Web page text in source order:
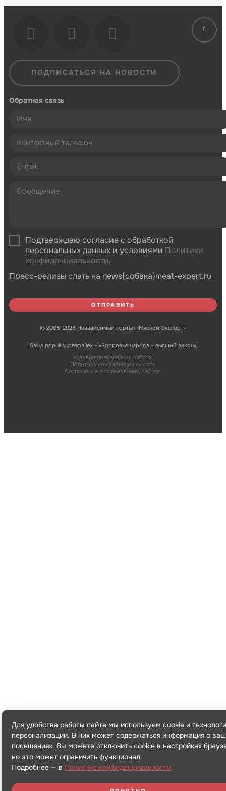
ПОДПИСАТЬСЯ НА НОВОСТИ
Обратная связь
Подтверждаю согласие с обработкой
персональных данных и условиями Политики
конфиденциальности.
Пресс-релизы слать на news{собака}meat-expert.ru
© 2005-2026 Независимый портал «Мясной Эксперт»
Salus populi suprema lex – «Здоровье народа – высший закон»
Условия пользования сайтом
Политика конфиденциальности
Соглашение о пользовании сайтом
Для удобства работы сайта мы используем cookie и
персонализации. В них может содержаться информация о
посещениях. Вы можете отключить cookie в настройках
но это может ограничить функционал.
Подробнее — в Политике конфиденциальности